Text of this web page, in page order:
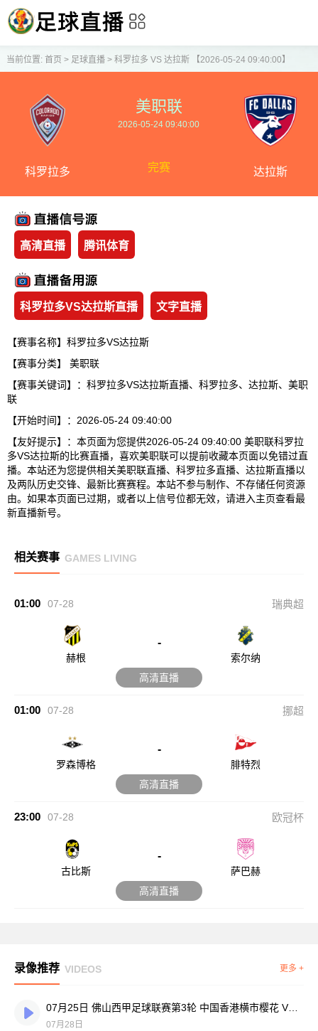
当前位置: 首页 > 足球直播> 科罗拉多 VS 达拉斯 【2026-05-24 09:40:00】
科罗拉多
美职联
2026-05-24 09:40:00
完赛 达拉斯
高清直播 腾讯体育
科罗拉多VS达拉斯直播 文字直播
【赛事名称】科罗拉多VS达拉斯
【赛事分类】 美职联
【赛事关键词】：科罗拉多VS达拉斯直播、科罗拉多、达拉斯、美职
联
【开始时间】：2026-05-24 09:40:00
【友好提示】：本页面为您提供2026-05-24 09:40:00 美职联科罗拉
多VS达拉斯的比赛直播，喜欢美职联可以提前收藏本页面以免错过直
播。本站还为您提供相关美职联直播、科罗拉多直播、达拉斯直播以
及两队历史交锋、最新比赛赛程。本站不参与制作、不存储任何资源
由。如果本页面已过期，或者以上信号位都无效，请进入主页查看最
新直播新号。
相关赛事 GAMES LIVING
01:00 07-28 瑞典超
赫根
-
索尔纳
高清直播
01:00 07-28 挪超
罗森博格
-
腓特烈
高清直播
23:00 07-28 欧冠杯
古比斯
-
萨巴赫
高清直播
录像推荐 VIDEOS 更多 +
07月25日 佛山西甲足球联赛第3轮 中国香港横市樱花 VS 吉图省实青年 全场录像
07月28日